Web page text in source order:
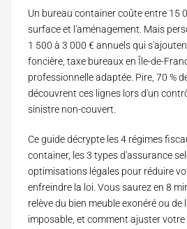
Un bureau container coûte entre 15
surface et l'aménagement. Mais
1 500 à 3 000 € annuels qui
foncière, taxe bureaux en Île-de-
professionnelle adaptée. Pire, 70 %
découvrent ces lignes lors d'un
sinistre non-couvert.
Ce guide décrypte les 4 régimes
container, les 3 types d'assurance
optimisations légales pour réduire
enfreindre la loi. Vous saurez en 8
relève du bien meuble exonéré ou
imposable, et comment ajuster